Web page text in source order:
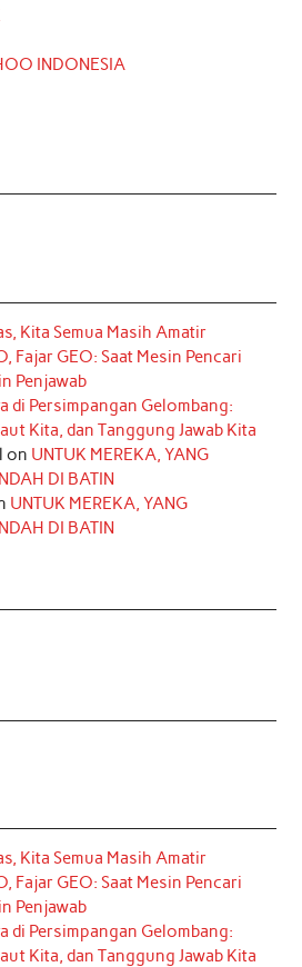
INDONESIA
Kita Semua Masih Amatir
Fajar GEO: Saat Mesin Pencari
Penjawab
di Persimpangan Gelombang:
Kita, dan Tanggung Jawab Kita
on UNTUK MEREKA, YANG
DI BATIN
UNTUK MEREKA, YANG
DI BATIN
Kita Semua Masih Amatir
Fajar GEO: Saat Mesin Pencari
Penjawab
di Persimpangan Gelombang:
Kita, dan Tanggung Jawab Kita